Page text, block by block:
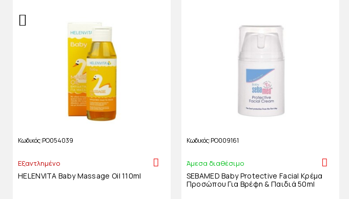
Κωδικός PO054039
Εξαντλημένο
HELENVITA Baby Massage Oil 110ml
Κωδικός PO009161
Άμεσα διαθέσιμο
SEBAMED Baby Protective Facial Κρέμα
Προσώπου Για Βρέφη & Παιδιά 50ml